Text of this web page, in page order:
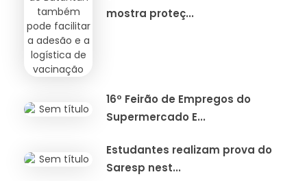
mostra proteç...
16º Feirão de Empregos do
Supermercado E...
Estudantes realizam prova do
Saresp nest...